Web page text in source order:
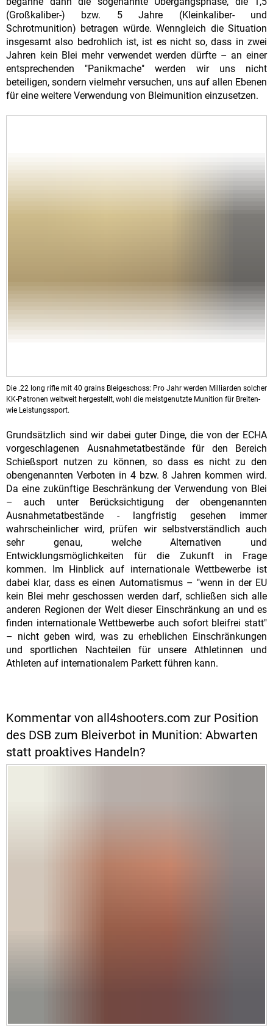
(Großkaliber-) bzw. 5 Jahre (Kleinkaliber- und
Schrotmunition) betragen würde. Wenngleich die Situation
insgesamt also bedrohlich ist, ist es nicht so, dass in zwei
Jahren kein Blei mehr verwendet werden dürfte – an einer
entsprechenden "Panikmache" werden wir uns nicht
beteiligen, sondern vielmehr versuchen, uns auf allen Ebenen
für eine weitere Verwendung von Bleimunition einzusetzen.
Die .22 long rifle mit 40 grains Bleigeschoss: Pro Jahr werden Milliarden solcher
KK-Patronen weltweit hergestellt, wohl die meistgenutzte Munition für Breiten-
wie Leistungssport.
Grundsätzlich sind wir dabei guter Dinge, die von der ECHA
vorgeschlagenen Ausnahmetatbestände für den Bereich
Schießsport nutzen zu können, so dass es nicht zu den
obengenannten Verboten in 4 bzw. 8 Jahren kommen wird.
Da eine zukünftige Beschränkung der Verwendung von Blei
– auch unter Berücksichtigung der obengenannten
Ausnahmetatbestände - langfristig gesehen immer
wahrscheinlicher wird, prüfen wir selbstverständlich auch
sehr genau, welche Alternativen und
Entwicklungsmöglichkeiten für die Zukunft in Frage
kommen. Im Hinblick auf internationale Wettbewerbe ist
dabei klar, dass es einen Automatismus – "wenn in der EU
kein Blei mehr geschossen werden darf, schließen sich alle
anderen Regionen der Welt dieser Einschränkung an und es
finden internationale Wettbewerbe auch sofort bleifrei statt"
– nicht geben wird, was zu erheblichen Einschränkungen
und sportlichen Nachteilen für unsere Athletinnen und
Athleten auf internationalem Parkett führen kann.
Kommentar von all4shooters.com zur Position
des DSB zum Bleiverbot in Munition: Abwarten
statt proaktives Handeln?